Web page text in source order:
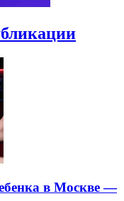
в Москве —